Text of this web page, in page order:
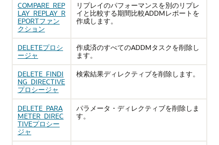
COMPARE_REP
LAY_REPLAY_R
EPORTファン
クション
リプレイのパフォーマンスを別のリプレ
イと比較する期間比較ADDMレポートを
作成します。
DELETEプロシ
ージャ
作成済のすべてのADDMタスクを削除し
ます。
DELETE_FINDI
NG_DIRECTIVE
プロシージャ
検索結果ディレクティブを削除します。
DELETE_PARA
METER_DIREC
TIVEプロシー
ジャ
パラメータ・ディレクティブを削除しま
す。